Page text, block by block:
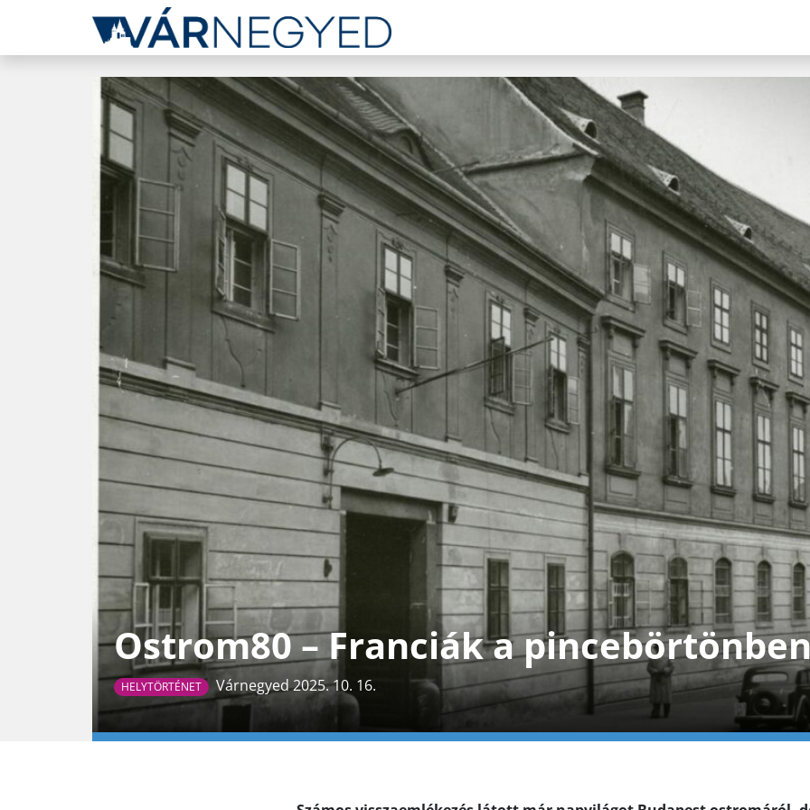
Ostrom80 – Franciák a
HELYTÖRTÉNET Várnegyed 2025. 10. 16.